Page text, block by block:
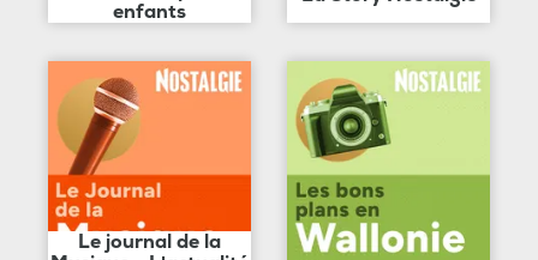
enfants
Le journal de la